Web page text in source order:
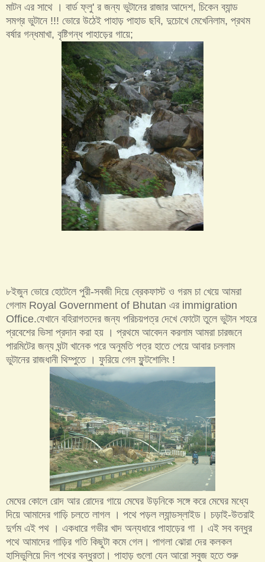
মাটন এর সাথে । বার্ড ফ্লু' র জন্য ভুটানের রাজার আদেশ, চিকেন ব্যান্ড
সমগ্র ভুটানে !!! ভোরে উঠেই পাহাড় পাহাড ছবি, দুচোখে মেখেনিলাম, প্রথম
বর্ষার গন্ধমাখা, বৃষ্টিগন্ধ পাহাড়ের গায়ে;
৮ইজুন ভোরে হোটেলে পুরী-সবজী দিয়ে ব্রেকফাস্ট ও গরম চা খেয়ে আমরা
গেলাম Royal Government of Bhutan এর immigration
Office.যেখানে বহিরাগতদের জন্য পরিচয়পত্র দেখে ফোটো তুলে ভুটান শহরে
প্রবেশের ভিসা প্রদান করা হয় । প্রথমে আবেদন করলাম আমরা চারজনে
পারমিটের জন্য ঘন্টা খানেক পরে অনুমতি পত্র হাতে পেয়ে আবার চললাম
ভুটানের রাজধানী থিম্পুতে । ফুরিয়ে গেল ফুন্টশোলিং !
মেঘের কোলে রোদ আর রোদের গায়ে মেঘের উড়নিকে সঙ্গে করে মেঘের মধ্যে
দিয়ে আমাদের গাড়ি চলতে লাগল । পথে পড়ল ল্যান্ডস্লাইড। চড়াই-উতরাই
দুর্গম এই পথ । একধারে গভীর খাদ অন্যধারে পাহাড়ের গা । এই সব বন্ধুর
পথে আমাদের গাড়ির গতি কিছুটা কমে গেল। পাগলা ঝোরা দের কলকল
হাসিভুলিয়ে দিল পথের বন্ধুরতা। পাহাড় গুলো যেন আরো সবুজ হতে শুরু